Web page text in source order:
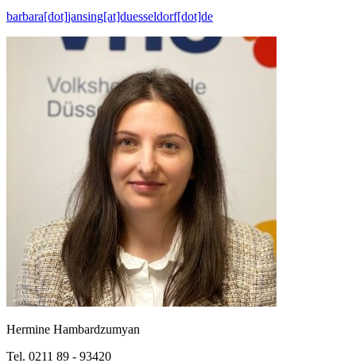
barbara[dot]jansing[at]duesseldorf[dot]de
Hermine Hambardzumyan
Tel. 0211 89 - 93420